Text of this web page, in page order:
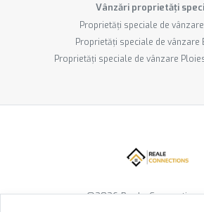
Vânzări proprietăți
Proprietăți speciale de
Proprietăți speciale de vânzare
Proprietăți speciale de vânzare
©2026Reale Connections